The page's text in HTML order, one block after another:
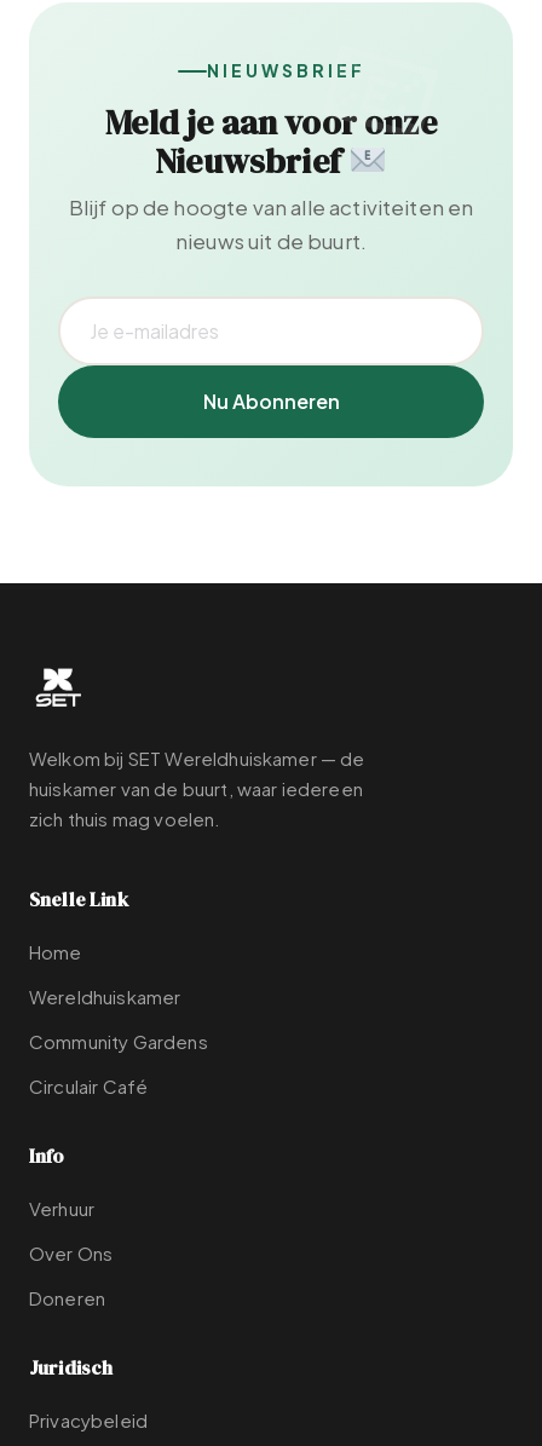
NIEUWSBRIEF
Meld je aan voor onze
Nieuwsbrief
Blijf op de hoogte van alle activiteiten en
nieuws uit de buurt.
Nu Abonneren
Welkom bij SET Wereldhuiskamer — de
huiskamer van de buurt, waar iedereen
zich thuis mag voelen.
Snelle Link
Home
Wereldhuiskamer
Community Gardens
Circulair Café
Info
Verhuur
Over Ons
Doneren
Juridisch
Privacybeleid